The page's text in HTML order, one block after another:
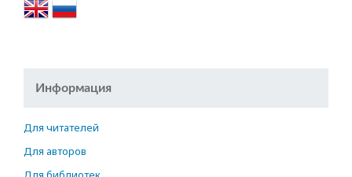
Информация
Для читателей
Для авторов